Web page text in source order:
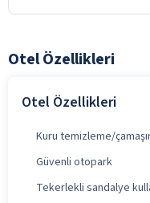
Otel Özellikleri
Otel Özellikleri
Kuru temizleme/
Güvenli otopark
Tekerlekli sandalye